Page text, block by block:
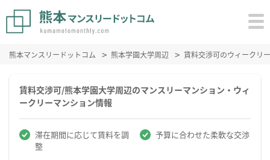
熊本マンスリードットコム 熊本学園大学周辺 賃料交渉可のウィークリ
賃料交渉可/熊本学園大学周辺のマンスリーマンション・ウィ
ークリーマンション情報
滞在期間に応じて賃料を調
整
予算に合わせた柔軟な交渉